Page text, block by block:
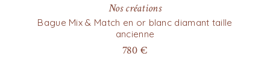
Nos créations
Bague Mix & Match en or blanc diamant taille
ancienne
780€